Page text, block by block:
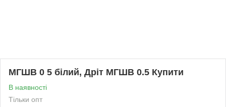
МГШВ 0 5 білий, Дріт МГШВ 0.5 Купити
В наявності
Тільки опт